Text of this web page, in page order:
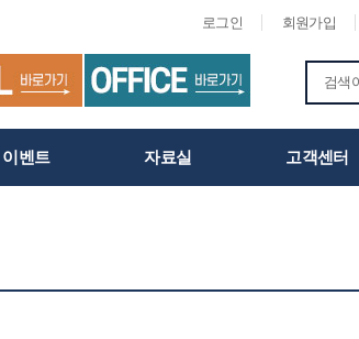
로그인 회원가입
이벤트 자료실 고객센터